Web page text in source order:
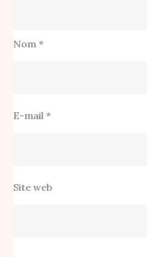
Nom*
E-mail*
Site web